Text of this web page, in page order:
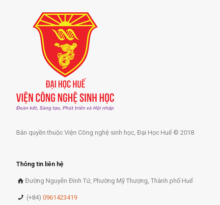
Bản quyền thuộc Viện Công nghệ sinh học, Đại Học Huế © 2018
Thông tin liên hệ
Đường Nguyễn Đình Tứ, Phường Mỹ Thượng, Thành phố Huế
(+84)0961423419